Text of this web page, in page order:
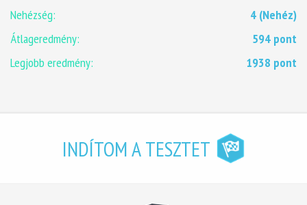
Nehézség:
4 (Nehéz)
Átlageredmény:
594 pont
Legjobb eredmény:
1938 pont
INDÍTOM A TESZTET